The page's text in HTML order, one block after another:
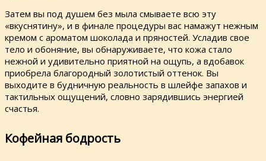
Затем вы под душем без мыла смываете всю эту
«вкуснятину», и в финале процедуры вас намажут нежным
кремом с ароматом шоколада и пряностей. Усладив свое
тело и обоняние, вы обнаруживаете, что кожа стало
нежной и удивительно приятной на ощупь, а вдобавок
приобрела благородный золотистый оттенок. Вы
выходите в будничную реальность в шлейфе запахов и
тактильных ощущений, словно зарядившись энергией
счастья.
Кофейная бодрость